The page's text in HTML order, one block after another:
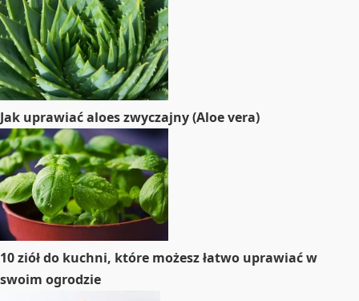
Jak uprawiać aloes zwyczajny (Aloe vera)
10 ziół do kuchni, które możesz łatwo uprawiać w
swoim ogrodzie